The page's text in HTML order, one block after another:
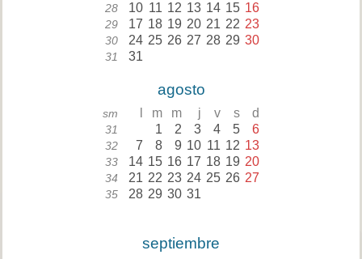
28 10 11 12 13 14 15 16
29 17 18 19 20 21 22 23
30 24 25 26 27 28 29 30
31 31
agosto
sm m m j v s d
31 1 2 3 4 5 6
32 7 8 9 10 11 12 13
33 14 15 16 17 18 19 20
34 21 22 23 24 25 26 27
35 28 29 30 31
septiembre